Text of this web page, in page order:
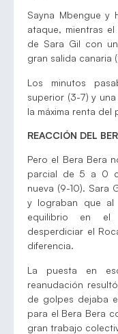
Sayna Mbengue y
ataque, mientras
de Sara Gil con
gran salida canaria
Los minutos
superior (3-7) y
la máxima renta del
REACCIÓN DEL
Pero el Bera Bera
parcial de 5 a 0
nueva (9-10). Sara
y lograban que al
equilibrio en el
desperdiciar el
diferencia.
La puesta en
reanudación
de golpes dejaba
para el Bera Bera
gran trabajo